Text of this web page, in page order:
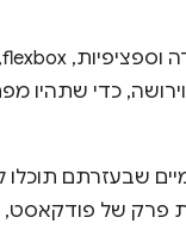
שבעזרתם
פרק של פודקאסט,